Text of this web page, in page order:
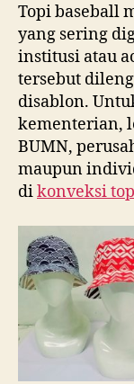
Topi baseball
yang sering
institusi atau
tersebut
disablon.
kementerian,
BUMN,
maupun
dikonveksi